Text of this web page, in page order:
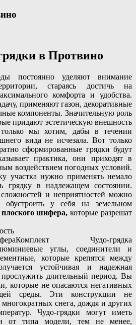
в Протвино
постоянно уделяют внимание
стараясь достичь на
комфорта и удобства.
применяют газон, декоративные
компоненты. Значительную роль
придают эстетическую внешность
мы хотим, дабы в течении
вида не исчезала. Вот только
сформированные грядки будут
практика, они приходят в
воздействием погодных условий.
участка нужно применять немало
грядку в надлежащем состоянии.
и неприятностей можно
обустроить у себя на земельном
шифера, которые разрешат
Комплект Чудо-грядка
углы, соединители и
которые крепятся между
устойчивая и надежная
прослужить длительный период. Вы
которые не опасаются негативных
среды. Эти конструкции не
снега, дождя и других
Чудо-грядки могут иметь
от типа модели, тем не менее,